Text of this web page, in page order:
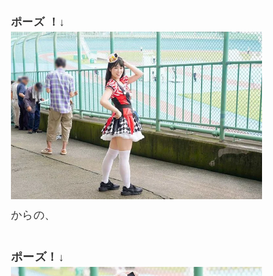
ポーズ ！ ↓
からの、
ポーズ！ ↓